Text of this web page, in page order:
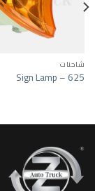
Sign